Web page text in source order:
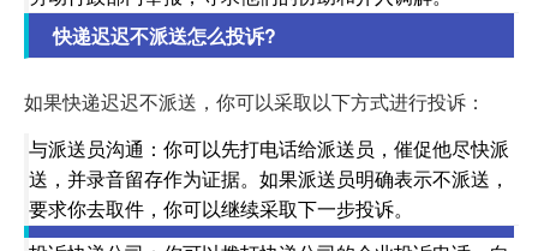
快递迟迟不派送怎么投诉?
如果快递迟迟不派送，你可以采取以下方式进行投诉：
与派送员沟通：你可以先打电话给派送员，催促他尽快派
送，并录音留存作为证据。如果派送员明确表示不派送，
要求你去取件，你可以继续采取下一步投诉。